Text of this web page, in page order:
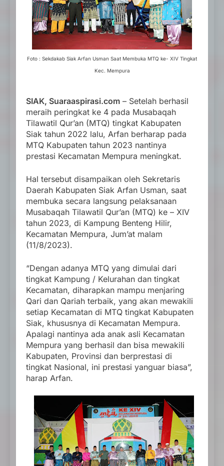
Foto : Sekdakab Siak Arfan Usman Saat Membuka MTQ ke- XIV Tingkat
Kec. Mempura
SIAK, Suaraaspirasi.com – Setelah berhasil
meraih peringkat ke 4 pada Musabaqah
Tilawatil Qur’an (MTQ) tingkat Kabupaten
Siak tahun 2022 lalu, Arfan berharap pada
MTQ Kabupaten tahun 2023 nantinya
prestasi Kecamatan Mempura meningkat.
Hal tersebut disampaikan oleh Sekretaris
Daerah Kabupaten Siak Arfan Usman, saat
membuka secara langsung pelaksanaan
Musabaqah Tilawatil Qur’an (MTQ) ke – XIV
tahun 2023, di Kampung Benteng Hilir,
Kecamatan Mempura, Jum’at malam
(11/8/2023).
“Dengan adanya MTQ yang dimulai dari
tingkat Kampung / Kelurahan dan tingkat
Kecamatan, diharapkan mampu menjaring
Qari dan Qariah terbaik, yang akan mewakili
setiap Kecamatan di MTQ tingkat Kabupaten
Siak, khususnya di Kecamatan Mempura.
Apalagi nantinya ada anak asli Kecamatan
Mempura yang berhasil dan bisa mewakili
Kabupaten, Provinsi dan berprestasi di
tingkat Nasional, ini prestasi yanguar biasa”,
harap Arfan.